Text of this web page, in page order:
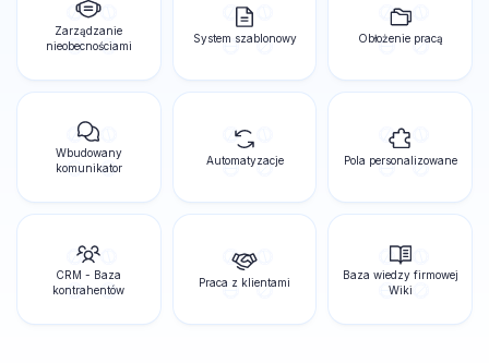
Zarządzanie
nieobecnościami
System szablonowy Obłożenie pracą
Wbudowany
komunikator
Automatyzacje Pola personalizowane
CRM - Baza
kontrahentów
Praca z klientami
Baza wiedzy firmowej
Wiki